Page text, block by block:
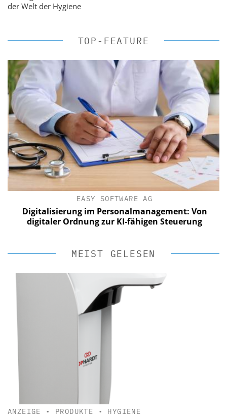
der Welt der Hygiene
TOP-FEATURE
EASY SOFTWARE AG
Digitalisierung im Personalmanagement: Von
digitaler Ordnung zur KI-fähigen Steuerung
MEIST GELESEN
ANZEIGE • PRODUKTE • HYGIENE